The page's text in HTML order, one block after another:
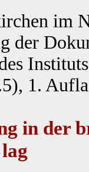
im
der
1.
in der